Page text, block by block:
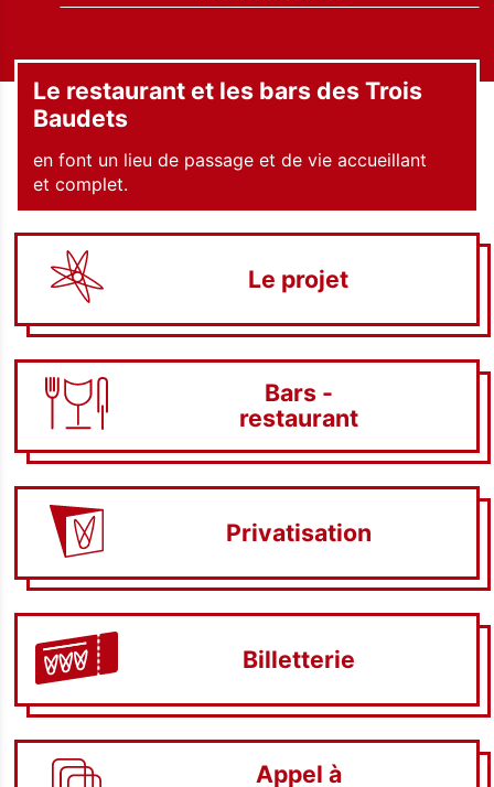
Les Trois
Baudets
Le restaurant et les bars des Trois
Baudets
en font un lieu de passage et de vie accueillant
et complet.
Le projet
Bars -
restaurant
Privatisation
Billetterie
Appel à